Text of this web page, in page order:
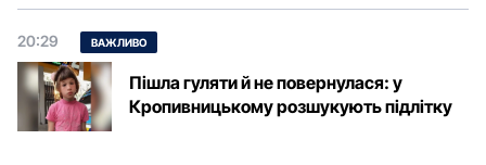
20:29 ВАЖЛИВО
Пішла гуляти й не повернулася: у
Кропивницькому розшукують підлітку